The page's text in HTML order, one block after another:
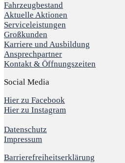
Fahrzeugbestand
Aktuelle Aktionen
Serviceleistungen
Großkunden
Karriere und Ausbildung
Ansprechpartner
Kontakt & Öffnungszeiten
Social Media
Hier zu Facebook
Hier zu Instagram
Datenschutz
Impressum
Barrierefreiheitserklärung